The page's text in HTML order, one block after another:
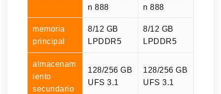
n 888
n 888
memoria
principal
8/12 GB
LPDDR5
8/12 GB
LPDDR5
almacenam
iento
secundario
128/256 GB
UFS 3.1
128/256 GB
UFS 3.1